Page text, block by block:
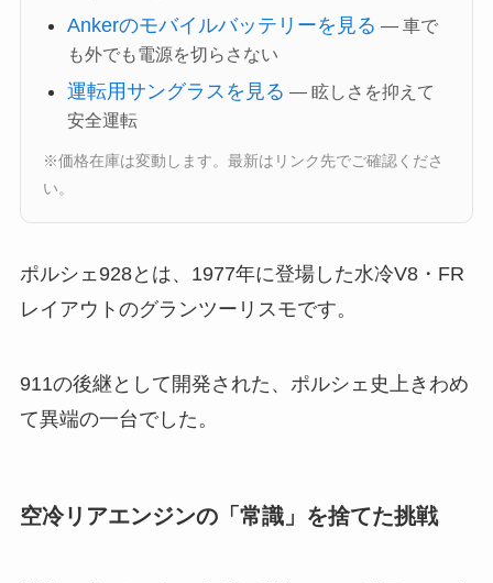
Ankerのモバイルバッテリーを見る — 車で
も外でも電源を切らさない
運転用サングラスを見る — 眩しさを抑えて
安全運転
※価格在庫は変動します。最新はリンク先でご確認くださ
い。
ポルシェ928とは、1977年に登場した水冷V8・FR
レイアウトのグランツーリスモです。
911の後継として開発された、ポルシェ史上きわめ
て異端の一台でした。
空冷リアエンジンの「常識」を捨てた挑戦